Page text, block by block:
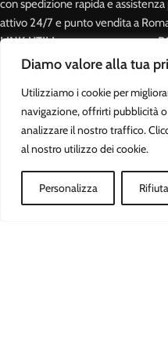
Diamo valore alla tua
Utilizziamo i cookie per
navigazione, offrirti pubblicità
analizzare il nostro traffico.
al nostro utilizzo dei cookie.
Personalizza
con spedizione rapida e
attivo 24/7 e punto vendita a
LINK UTILI
Home
Chi Siamo
Shop
Il